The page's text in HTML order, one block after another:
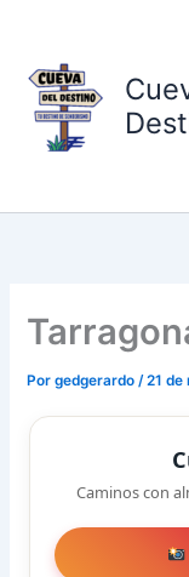
contenido
Porgedgerardo/21 de
Caminos con